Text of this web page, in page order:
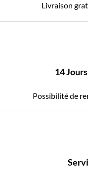
Livraison
14
Possibilité de